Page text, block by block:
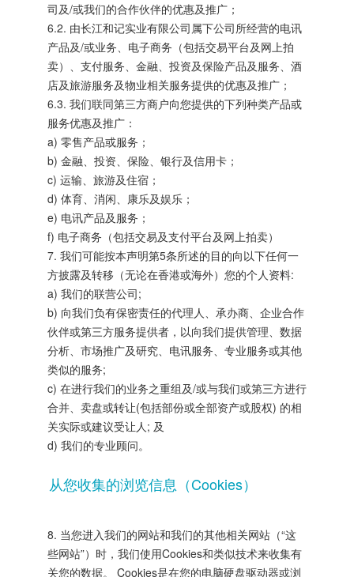
司及/或我们的合作伙伴的优惠及推广；
6.2. 由长江和记实业有限公司属下公司所经营的电讯
产品及/或业务、电子商务（包括交易平台及网上拍
卖）、支付服务、金融、投资及保险产品及服务、酒
店及旅游服务及物业相关服务提供的优惠及推广；
6.3. 我们联同第三方商户向您提供的下列种类产品或
服务优惠及推广：
a) 零售产品或服务；
b) 金融、投资、保险、银行及信用卡；
c) 运输、旅游及住宿；
d) 体育、消闲、康乐及娱乐；
e) 电讯产品及服务；
f) 电子商务（包括交易及支付平台及网上拍卖）
7. 我们可能按本声明第5条所述的目的向以下任何一
方披露及转移（无论在香港或海外）您的个人资料:
a) 我们的联营公司;
b) 向我们负有保密责任的代理人、承办商、企业合作
伙伴或第三方服务提供者，以向我们提供管理、数据
分析、市场推广及研究、电讯服务、专业服务或其他
类似的服务;
c) 在进行我们的业务之重组及/或与我们或第三方进行
合并、卖盘或转让(包括部份或全部资产或股权) 的相
关实际或建议受让人; 及
d) 我们的专业顾问。
从您收集的浏览信息（Cookies）
8. 当您进入我们的网站和我们的其他相关网站（“这
些网站”）时，我们使用Cookies和类似技术来收集有
关您的数据。 Cookies是在您的电脑硬盘驱动器或浏